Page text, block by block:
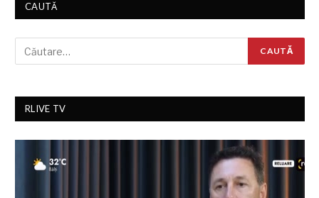
CAUTĂ
RLIVE TV